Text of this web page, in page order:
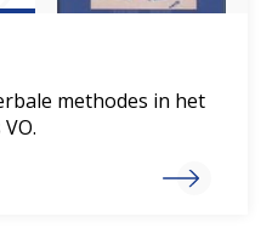
methodes in het